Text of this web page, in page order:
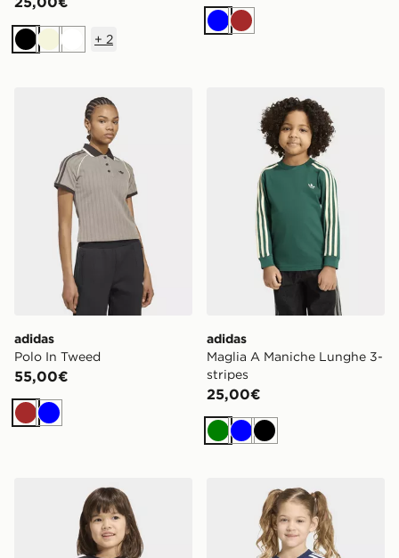
NeroBeigeBianco
+ 2
BluMarrone
adidas Polo In Tweed
adidas
Polo In Tweed
55,00€
Marrone
Blu
adidas Maglia A Maniche
adidas
Maglia A Maniche Lunghe 3-
stripes
25,00€
Verde
BluNero
adidas Maglia A Maniche Lunghe 3-stripes
adidas Maglia A Maniche